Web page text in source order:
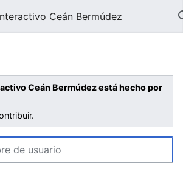
Ceán Bermúdez
Ceán Bermúdez está hecho por